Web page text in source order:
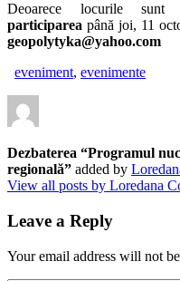
Deoarece locurile
participarea până joi, 11
geopolytyka@yahoo.com
eveniment, evenimente
Dezbaterea “Programul
regională” added by
View all posts by Loredana
Leave a Reply
Your email address will not